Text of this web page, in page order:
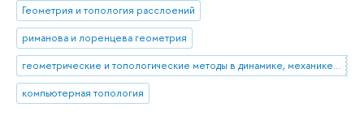
Геометрия и топология расслоений
риманова и лоренцева геометрия
геометрические и топологические методы в динамике, механике и математической физике
компьютерная топология